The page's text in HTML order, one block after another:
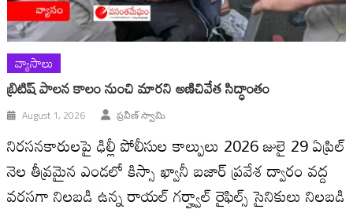
వ్యాసాలు
బ్రిటిష్ పాలన కాలం నుంచి మారని అణిచివేత సిద్ధాంతం
August 1, 2026 ప్రవీణ్ స్వామి
నిరసనకారులపై ఢిల్లీ పోలీసుల కాల్పులు 2026 జులై 29 ఏప్రిల్
నెల తీవ్రమైన ఎండలో కిస్సా ఖ్వానీ బజార్ ప్రవేశ ద్వారం వద్ద
వరసగా నిలబడి ఉన్న రాయల్ గర్హ్వాల్ రైఫిల్స్ సైనికులు నిలబడి